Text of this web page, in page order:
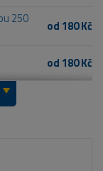
250
od 180 Kč
od 180 Kč